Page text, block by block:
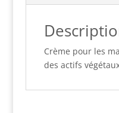
Crème pour les
des actifs